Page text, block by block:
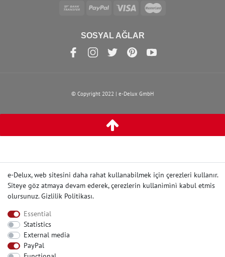
SOSYAL AĞLAR
© Copyright 2022 | e-Delux GmbH
e-Delux, web sitesini daha rahat kullanabilmek için çerezleri kullanır.
Siteye göz atmaya devam ederek, çerezlerin kullanìmìnì kabul etmis
olursunuz.Gizlilik Politikası.
Essential
Statistics
External media
PayPal